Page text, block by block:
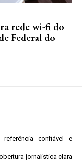
rede wi-fi do
Federal do
referência confiável e
jornalística clara